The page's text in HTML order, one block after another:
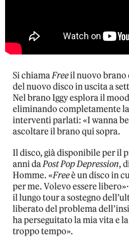
Si chiamaFreeil nuovo brano
del nuovo disco in uscita a
Nel brano Iggy esplora il
eliminando completamente
interventi parlati: «I wanna
ascoltare il brano qui sopra.
Il disco, già disponibile per il
anni daPost Pop Depression,
Homme. «Freeè un disco in
per me. Volevo essere
il lungo tour a sostegno
liberato del problema
ha perseguitato la mia vita e
troppo tempo».